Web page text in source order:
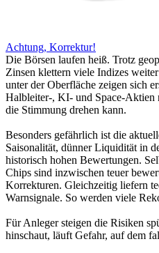
Achtung, Korrektur!
Die Börsen laufen heiß. Trotz
Zinsen klettern viele Indizes
unter der Oberfläche zeigen sich
Halbleiter-, KI- und Space-Aktien
die Stimmung drehen kann.
Besonders gefährlich ist die
Saisonalität, dünner Liquidität in
historisch hohen Bewertungen.
Chips sind inzwischen teuer
Korrekturen. Gleichzeitig liefern
Warnsignale. So werden viele
Für Anleger steigen die Risiken
hinschaut, läuft Gefahr, auf dem